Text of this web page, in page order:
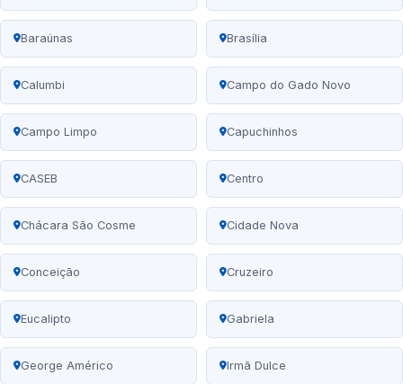
Baraúnas Brasília
Calumbi Campo do Gado Novo
Campo Limpo Capuchinhos
CASEB Centro
Chácara São Cosme Cidade Nova
Conceição Cruzeiro
Eucalipto Gabriela
George Américo Irmã Dulce